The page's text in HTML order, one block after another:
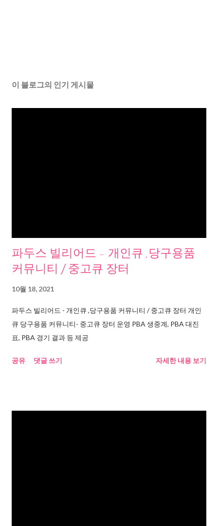
이 블로그의 인기 게시물
파두스 빌리어드 - 개인큐 ,당구용품
커뮤니티 / 중고큐 장터
10월 18, 2021
파두스 빌리어드 - 개인큐 ,당구용품 커뮤니티 / 중고큐 장터 개인
큐 당구용품 커뮤니티- 중고큐 장터 운영 PBA 생중계, PBA 대진
표, PBA 경기 결과 등 제공
공유 댓글 쓰기 자세한 내용 보기